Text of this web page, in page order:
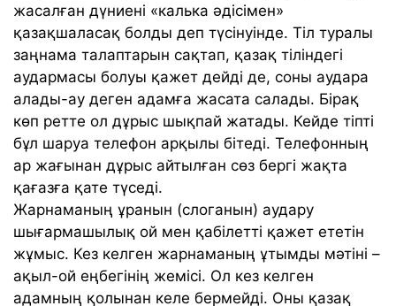
жасалған дүниені «калька әдісімен»
қазақшаласақ болды деп түсінуінде. Тіл туралы
заңнама талаптарын сақтап, қазақ тіліндегі
аудармасы болуы қажет дейді де, соны аудара
алады-ау деген адамға жасата салады. Бірақ
көп ретте ол дұрыс шықпай жатады. Кейде тіпті
бұл шаруа телефон арқылы бітеді. Телефонның
ар жағынан дұрыс айтылған сөз бергі жақта
қағазға қате түседі.
Жарнаманың ұранын (слоганын) аудару
шығармашылық ой мен қабілетті қажет ететін
жұмыс. Кез келген жарнаманың ұтымды мәтіні –
ақыл-ой еңбегінің жемісі. Ол кез келген
адамның қолынан келе бермейді. Оны қазақ